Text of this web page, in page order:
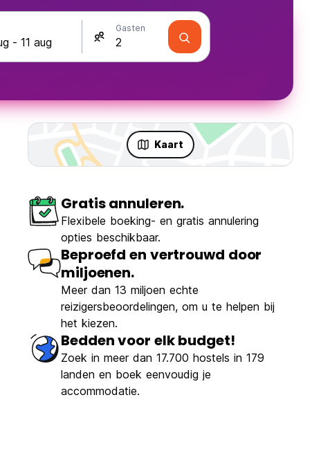
Gasten
Kaart
Gratis annuleren.
Flexibele boeking- en gratis annulering
opties beschikbaar.
Beproefd en vertrouwd door
miljoenen.
Meer dan 13 miljoen echte
reizigersbeoordelingen, om u te helpen bij
het kiezen.
Bedden voor elk budget!
Zoek in meer dan 17.700 hostels in 179
landen en boek eenvoudig je
accommodatie.